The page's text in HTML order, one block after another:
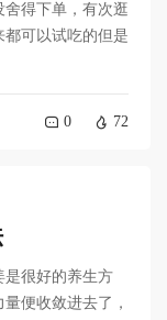
得下单，有次逛
可以试吃的但是
0 72
是很好的养生方
便收敛进去了，